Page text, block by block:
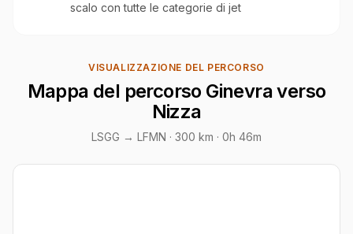
scalo con tutte le categorie di jet
VISUALIZZAZIONE DEL PERCORSO
Mappa del percorso Ginevra verso
Nizza
LSGG → LFMN · 300 km · 0h 46m